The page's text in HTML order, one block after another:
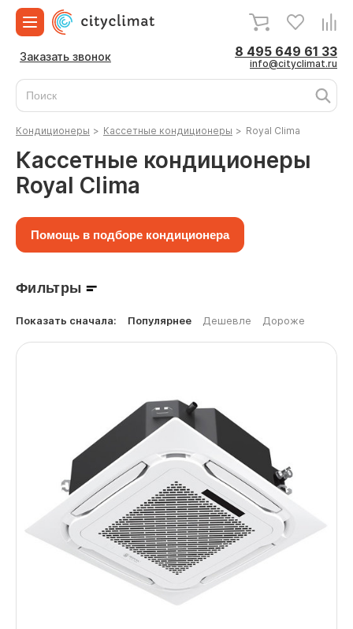
Заказать звонок 8 495 649 61 33
info@cityclimat.ru
Кондиционеры > Кассетные кондиционеры > Royal Clima
Кассетные кондиционеры
Royal Clima
Помощь в подборе кондиционера
Фильтры
Показать сначала: Популярнее Дешевле Дороже